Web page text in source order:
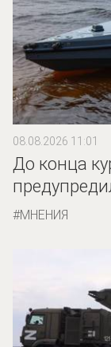
08.08.2026 11:01
До конца
МНЕНИЯ